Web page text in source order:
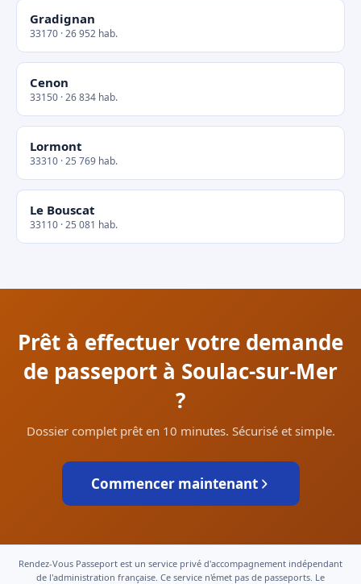
Gradignan
33170 · 26 952 hab.
Cenon
33150 · 26 834 hab.
Lormont
33310 · 25 769 hab.
Le Bouscat
33110 · 25 081 hab.
Prêt à effectuer votre demande
de passeport à Soulac-sur-Mer
?
Dossier complet prêt en 10 minutes. Sécurisé et simple.
Commencer maintenant
Rendez-Vous Passeport est un service privé d'accompagnement indépendant
de l'administration française. Ce service n'émet pas de passeports. Le